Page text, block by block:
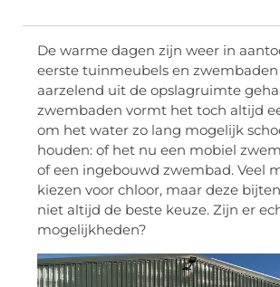
De warme dagen zijn weer in
eerste tuinmeubels en
aarzelend uit de opslagruimte
zwembaden vormt het toch altijd
om het water zo lang mogelijk
houden: of het nu een mobiel
of een ingebouwd zwembad. Veel
kiezen voor chloor, maar deze
niet altijd de beste keuze. Zijn er
mogelijkheden?